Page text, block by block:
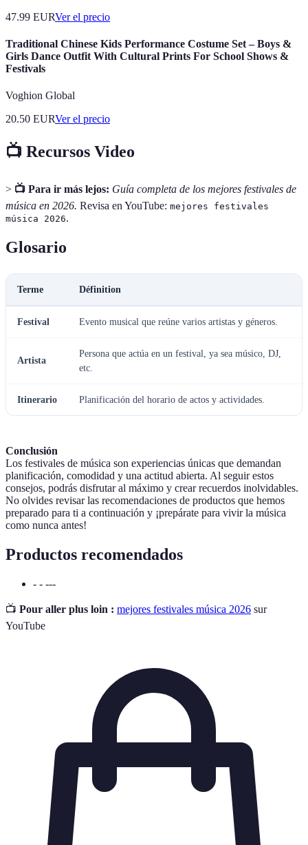
47.99 EURVer el precio
Traditional Chinese Kids Performance Costume Set – Boys &
Girls Dance Outfit With Cultural Prints For School Shows &
Festivals​
Voghion Global
20.50 EURVer el precio
📺 Recursos Video
> 📺 Para ir más lejos: Guía completa de los mejores festivales de
música en 2026. Revisa en YouTube: mejores festivales
música 2026.
Glosario
Terme Définition
Festival Evento musical que reúne varios artistas y géneros.
Artista
Persona que actúa en un festival, ya sea músico, DJ,
etc.
Itinerario Planificación del horario de actos y actividades.
Conclusión
Los festivales de música son experiencias únicas que demandan
planificación, comodidad y una actitud abierta. Al seguir estos
consejos, podrás disfrutar al máximo y crear recuerdos inolvidables.
No olvides revisar las recomendaciones de productos que hemos
preparado para ti a continuación y ¡prepárate para vivir la música
como nunca antes!
Productos recomendados
- - ---
📺 Pour aller plus loin : mejores festivales música 2026 sur
YouTube